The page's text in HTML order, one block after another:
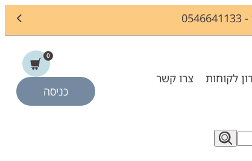
לקוחות צרו קשר
0
כניסה